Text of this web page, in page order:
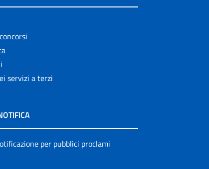
servizi a terzi
per pubblici proclami